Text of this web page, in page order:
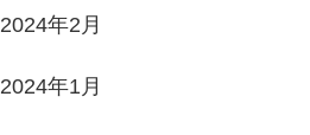
2024年2月
2024年1月